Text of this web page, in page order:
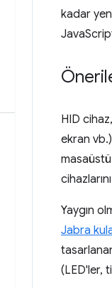
kadar
HID
ekran
Yaygın
Jabra
(LED'ler,